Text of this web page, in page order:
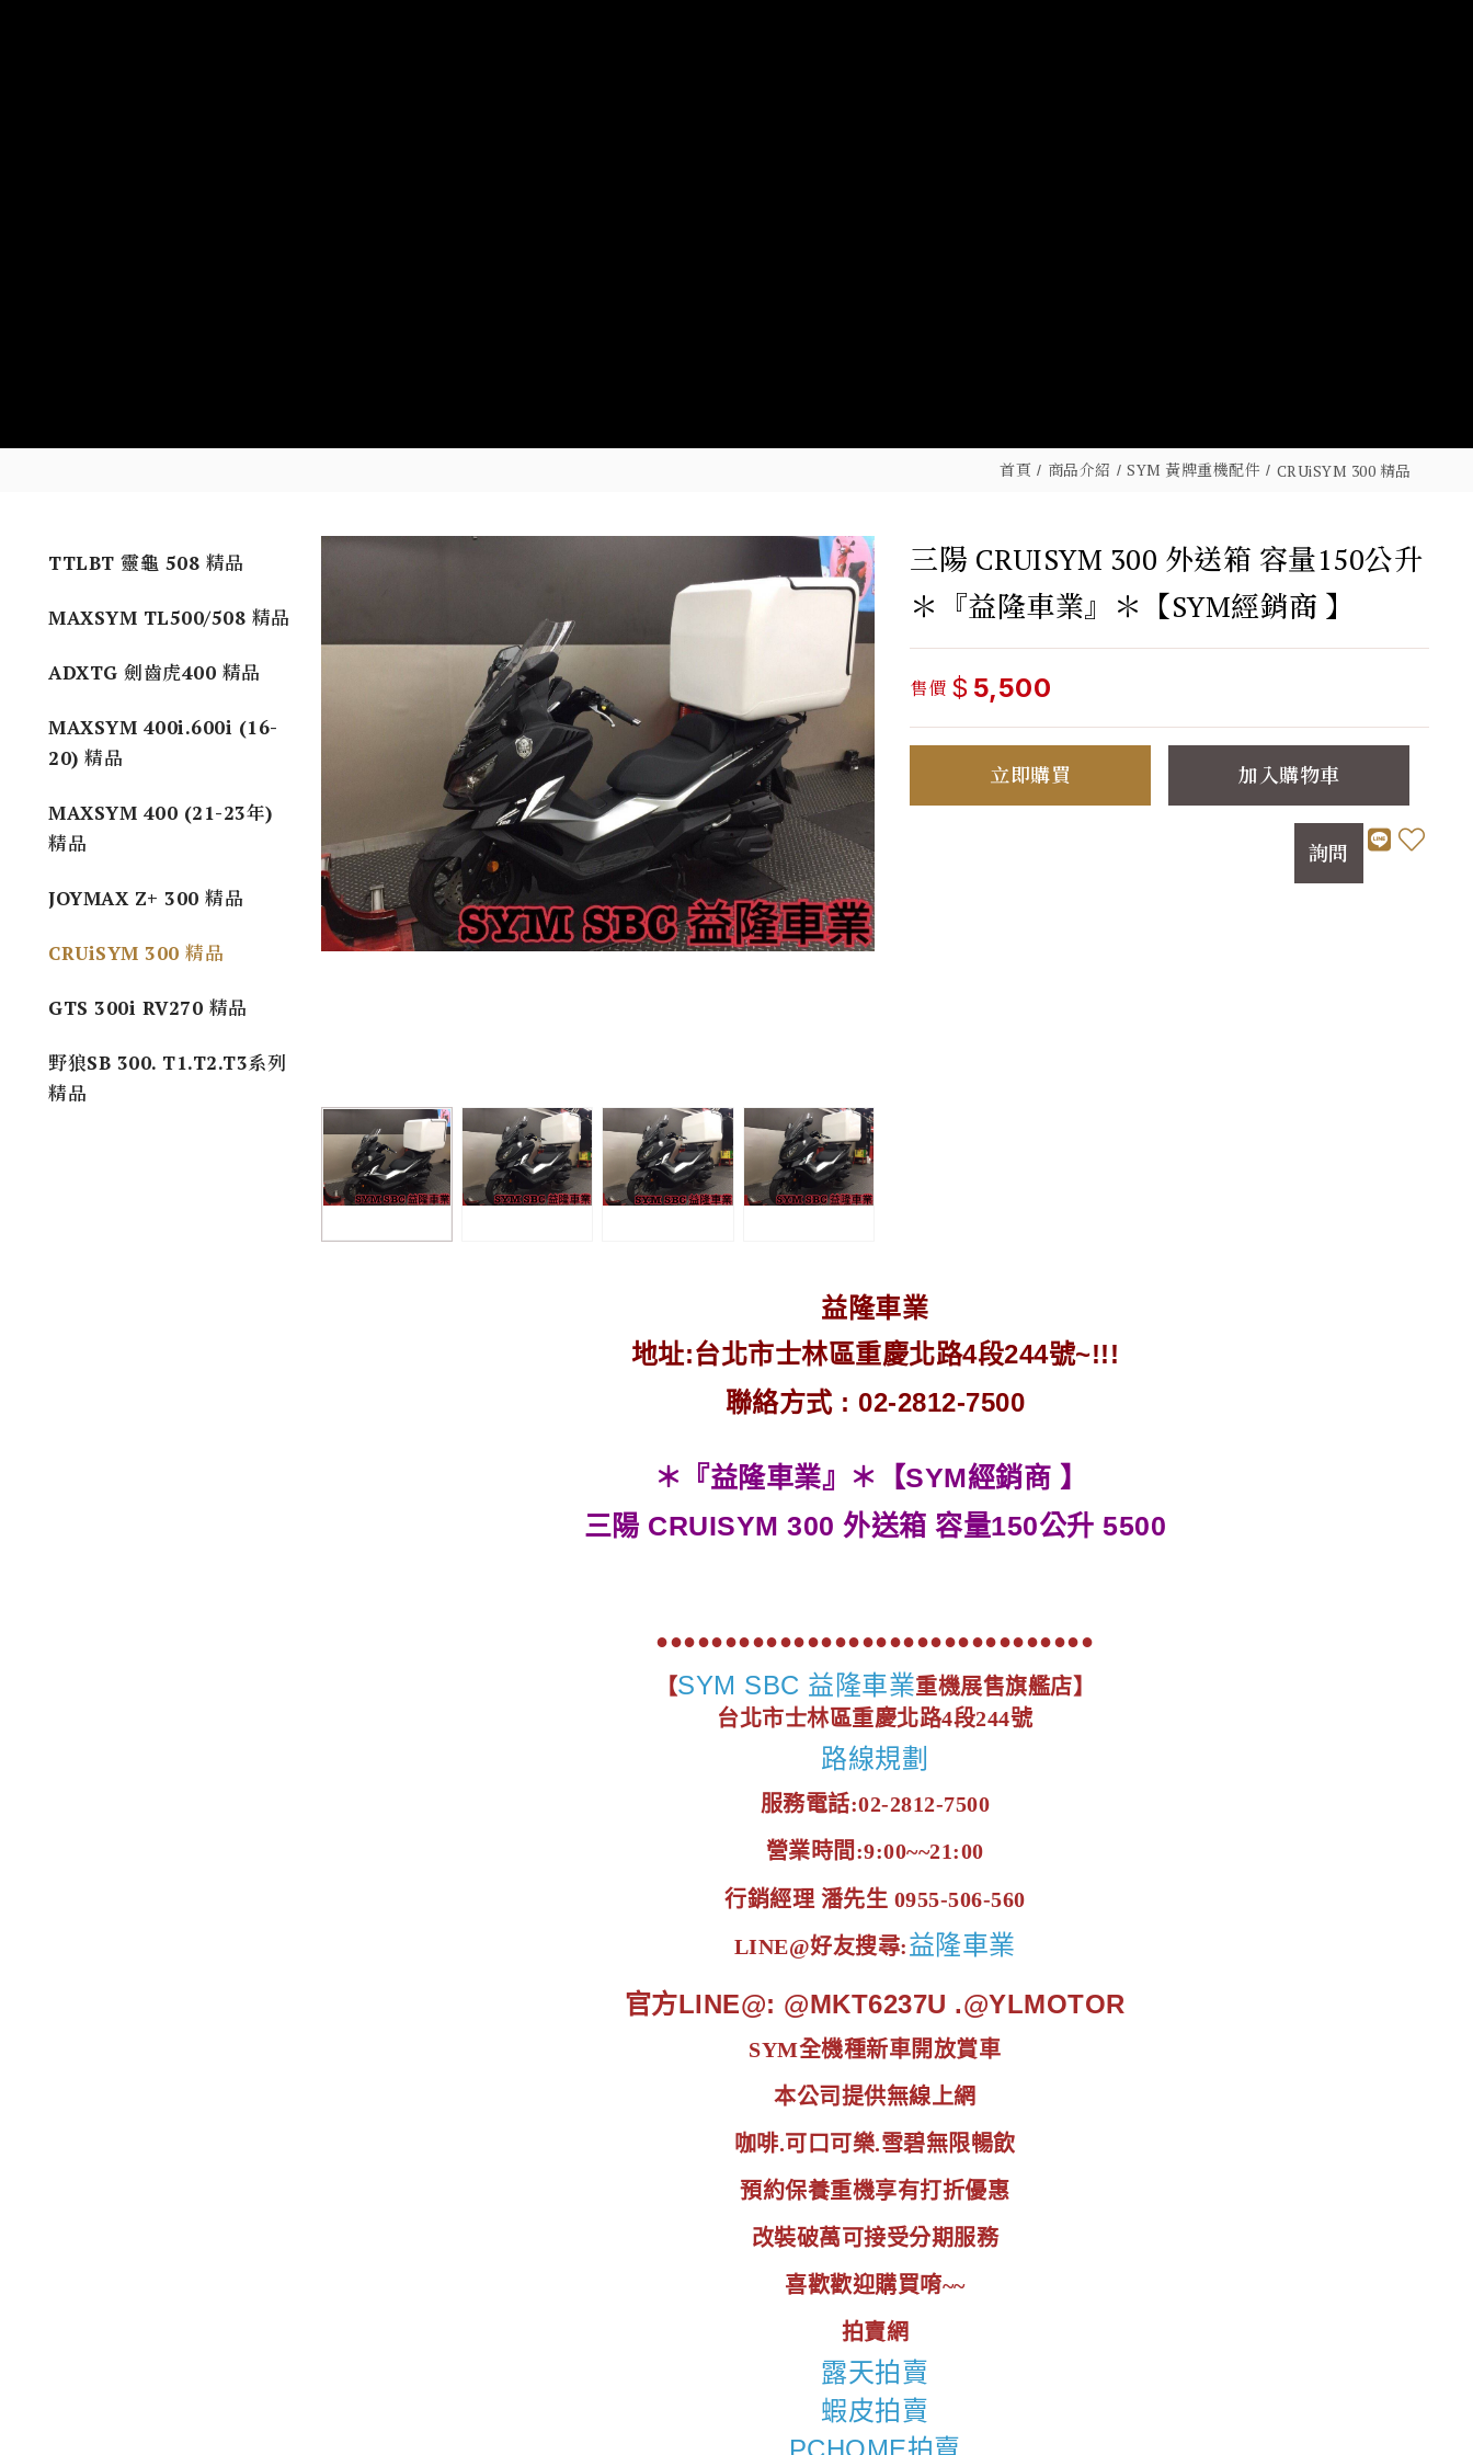
首頁 商品介紹 SYM 黃牌重機配件 CRUiSYM 300 精品
TTLBT 靈龜 508 精品
MAXSYM TL500/508 精品
ADXTG 劍齒虎400 精品
MAXSYM 400i.600i (16-
20) 精品
MAXSYM 400 (21-23年)
精品
JOYMAX Z+ 300 精品
CRUiSYM 300 精品
GTS 300i RV270 精品
野狼SB 300. T1.T2.T3系列
精品
三陽 CRUISYM 300 外送箱 容量150公升
＊『益隆車業』＊【SYM經銷商 】
售價 $ 5,500
立即購買 加入購物車
詢問
益隆車業
地址:台北市士林區重慶北路4段244號~!!!
聯絡方式 : 02-2812-7500
＊『益隆車業』＊【SYM經銷商 】
三陽 CRUISYM 300 外送箱 容量150公升 5500
●●●●●●●●●●●●●●●●●●●●●●●●●●●●●●●●
【SYM SBC 益隆車業重機展售旗艦店】
台北市士林區重慶北路4段244號
路線規劃
服務電話:02-2812-7500
營業時間:9:00~~21:00
行銷經理 潘先生 0955-506-560
LINE@好友搜尋:益隆車業
官方LINE@: @MKT6237U .@YLMOTOR
SYM全機種新車開放賞車
本公司提供無線上網
咖啡.可口可樂.雪碧無限暢飲
預約保養重機享有打折優惠
改裝破萬可接受分期服務
喜歡歡迎購買唷~~
拍賣網
露天拍賣
蝦皮拍賣
PCHOME拍賣